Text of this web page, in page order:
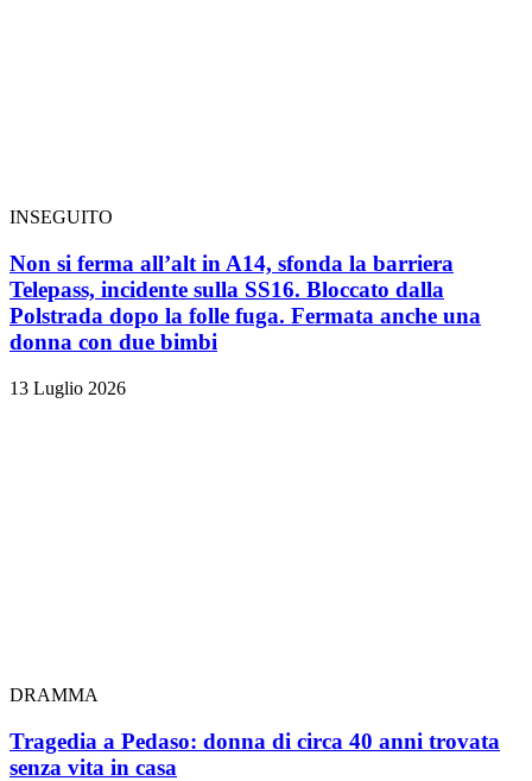
INSEGUITO
Non si ferma all’alt in A14, sfonda la barriera
Telepass, incidente sulla SS16. Bloccato dalla
Polstrada dopo la folle fuga. Fermata anche una
donna con due bimbi
13 Luglio 2026
DRAMMA
Tragedia a Pedaso: donna di circa 40 anni trovata
senza vita in casa